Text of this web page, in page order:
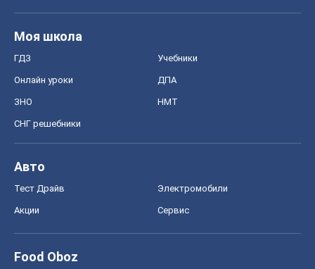
Моя школа
ГДЗ Учебники
Онлайн уроки ДПА
ЗНО НМТ
СНГ решебники
Авто
Тест Драйв Электромобили
Акции Сервис
Food Oboz